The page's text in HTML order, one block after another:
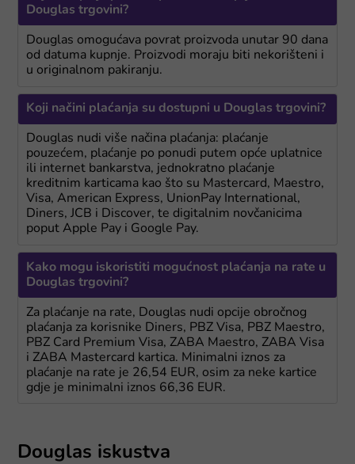
Douglas trgovini?
Douglas omogućava povrat proizvoda unutar 90 dana
od datuma kupnje. Proizvodi moraju biti nekorišteni i
u originalnom pakiranju.
Koji načini plaćanja su dostupni u Douglas trgovini?
Douglas nudi više načina plaćanja: plaćanje
pouzećem, plaćanje po ponudi putem opće uplatnice
ili internet bankarstva, jednokratno plaćanje
kreditnim karticama kao što su Mastercard, Maestro,
Visa, American Express, UnionPay International,
Diners, JCB i Discover, te digitalnim novčanicima
poput Apple Pay i Google Pay.
Kako mogu iskoristiti mogućnost plaćanja na rate u
Douglas trgovini?
Za plaćanje na rate, Douglas nudi opcije obročnog
plaćanja za korisnike Diners, PBZ Visa, PBZ Maestro,
PBZ Card Premium Visa, ZABA Maestro, ZABA Visa
i ZABA Mastercard kartica. Minimalni iznos za
plaćanje na rate je 26,54 EUR, osim za neke kartice
gdje je minimalni iznos 66,36 EUR.
Douglas iskustva